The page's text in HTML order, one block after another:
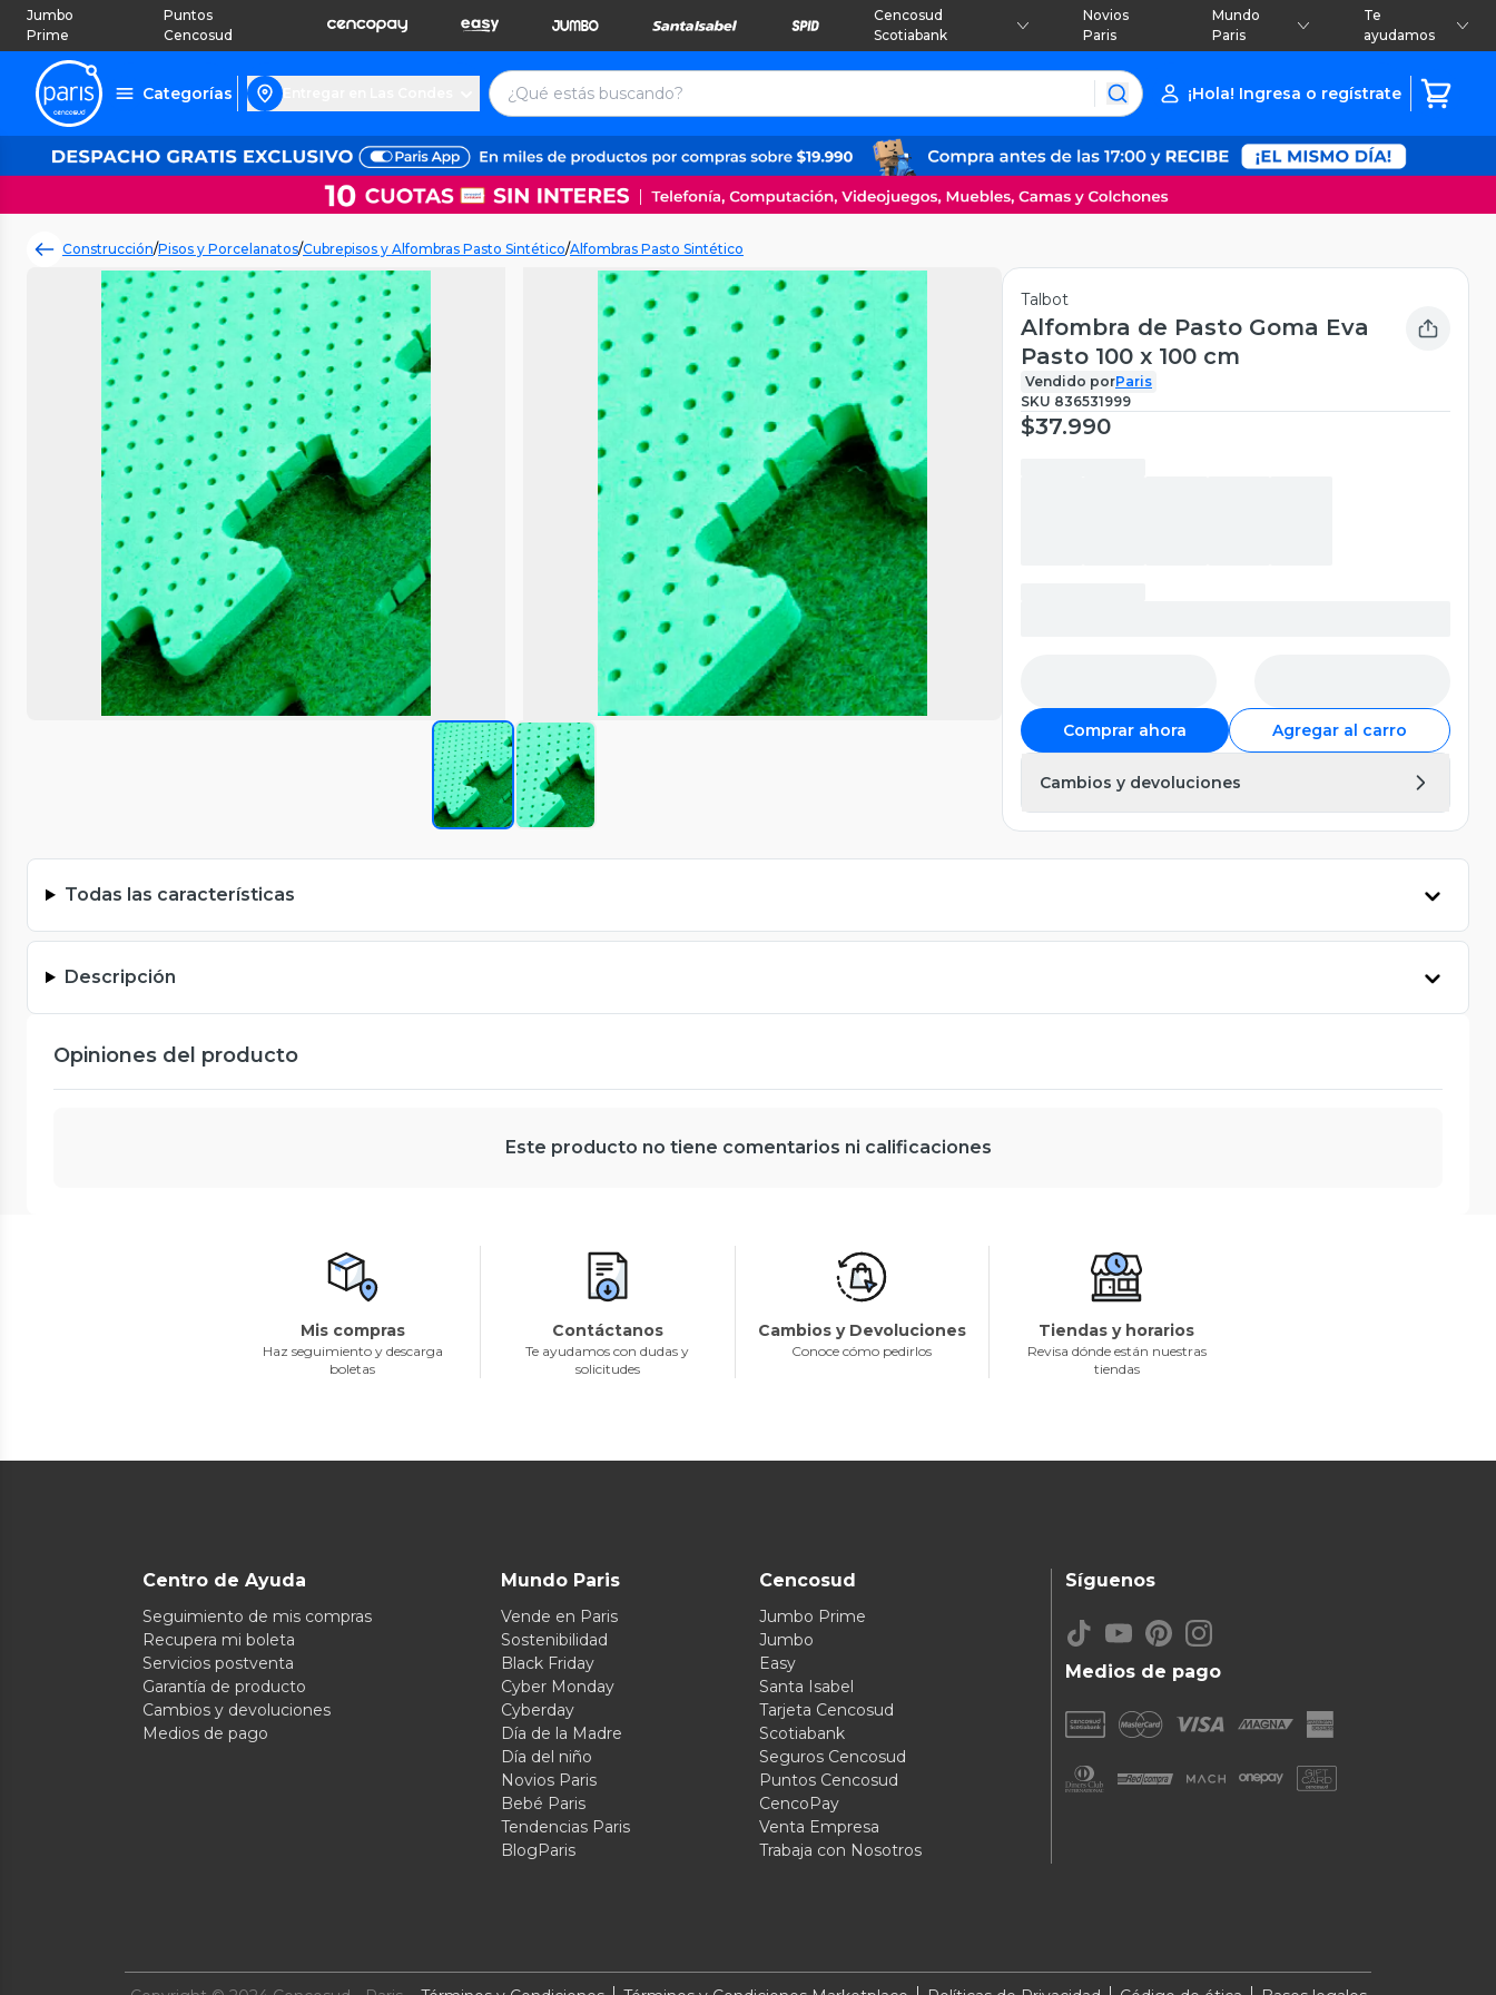
Jumbo
Prime
Puntos
Cencosud
Cencosud
Scotiabank
Novios
Paris
Mundo
Paris
Te
ayudamos
Categorías ¡Hola! Ingresa o regístrate
Construcción/Pisos y Porcelanatos/Cubrepisos y Alfombras Pasto Sintético/Alfombras Pasto Sintético
Talbot
Alfombra de Pasto Goma Eva
Pasto 100 x 100 cm
Vendido porParis
SKU 836531999
$37.990
Comprar ahora Agregar al carro
Cambios y devoluciones
Todas las características
Descripción
Opiniones del producto
Este producto no tiene comentarios ni calificaciones
Mis compras
Haz seguimiento y descarga
boletas
Contáctanos
Te ayudamos con dudas y
solicitudes
Cambios y Devoluciones
Conoce cómo pedirlos
Tiendas y horarios
Revisa dónde están nuestras
tiendas
Centro de Ayuda
Seguimiento de mis compras
Recupera mi boleta
Servicios postventa
Garantía de producto
Cambios y devoluciones
Medios de pago
Mundo Paris
Vende en Paris
Sostenibilidad
Black Friday
Cyber Monday
Cyberday
Día de la Madre
Día del niño
Novios Paris
Bebé Paris
Tendencias Paris
BlogParis
Cencosud
Jumbo Prime
Jumbo
Easy
Santa Isabel
Tarjeta Cencosud
Scotiabank
Seguros Cencosud
Puntos Cencosud
CencoPay
Venta Empresa
Trabaja con Nosotros
Medios de pago
Síguenos